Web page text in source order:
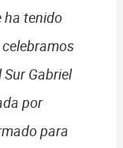
ha tenido
Gabriel
por
para